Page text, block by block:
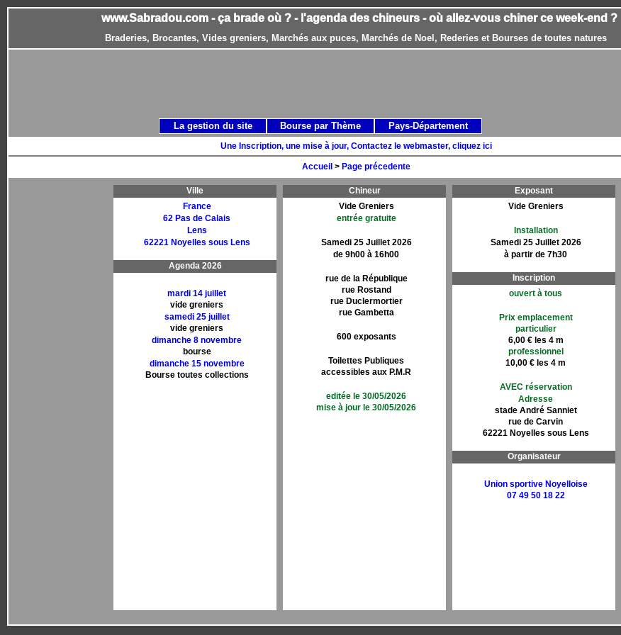
www.Sabradou.com - ça brade où ? - l'agenda des chineurs - où allez-vous chiner ce week-end ?
Braderies, Brocantes, Vides greniers, Marchés aux puces, Marchés de Noel, Rederies et Bourses de toutes natures
Une Inscription, une mise à jour, Contactez le webmaster, cliquez ici
Accueil > Page précedente
Ville
France
62 Pas de Calais
Lens
62221 Noyelles sous Lens
Agenda 2026
mardi 14 juillet
vide greniers
samedi 25 juillet
vide greniers
dimanche 8 novembre
bourse
dimanche 15 novembre
Bourse toutes collections
Chineur
Vide Greniers
entrée gratuite
Samedi 25 Juillet 2026
de 9h00 à 16h00
rue de la République
rue Rostand
rue Duclermortier
rue Gambetta
600 exposants
Toilettes Publiques
accessibles aux P.M.R
editée le 30/05/2026
mise à jour le 30/05/2026
Exposant
Vide Greniers
Installation
Samedi 25 Juillet 2026
à partir de 7h30
Inscription
ouvert à tous
Prix emplacement
particulier
6,00 € les 4 m
professionnel
10,00 € les 4 m
AVEC réservation
Adresse
stade André Sanniet
rue de Carvin
62221 Noyelles sous Lens
Organisateur
Union sportive Noyelloise
07 49 50 18 22
La gestion du site Bourse par Thème Pays-Département